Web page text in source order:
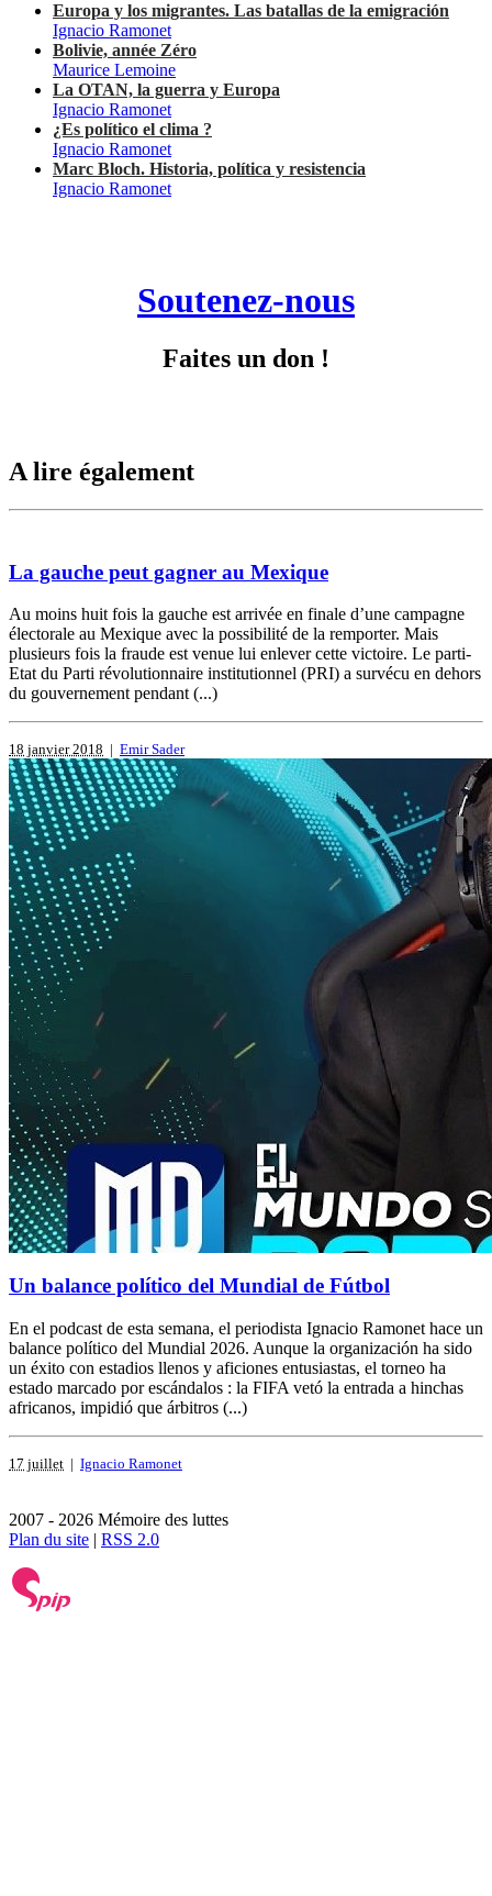
Europa y los migrantes. Las batallas de la emigración
Ignacio Ramonet
Bolivie, année Zéro
Maurice Lemoine
La OTAN, la guerra y Europa
Ignacio Ramonet
¿Es político el clima ?
Ignacio Ramonet
Marc Bloch. Historia, política y resistencia
Ignacio Ramonet
Soutenez-nous
Faites un don !
A lire également
La gauche peut gagner au Mexique
Au moins huit fois la gauche est arrivée en finale d’une campagne
électorale au Mexique avec la possibilité de la remporter. Mais
plusieurs fois la fraude est venue lui enlever cette victoire. Le parti-
Etat du Parti révolutionnaire institutionnel (PRI) a survécu en dehors
du gouvernement pendant (...)
18 janvier 2018 | Emir Sader
Un balance político del Mundial de Fútbol
En el podcast de esta semana, el periodista Ignacio Ramonet hace un
balance político del Mundial 2026. Aunque la organización ha sido
un éxito con estadios llenos y aficiones entusiastas, el torneo ha
estado marcado por escándalos : la FIFA vetó la entrada a hinchas
africanos, impidió que árbitros (...)
17 juillet | Ignacio Ramonet
2007 - 2026 Mémoire des luttes
Plan du site | RSS 2.0